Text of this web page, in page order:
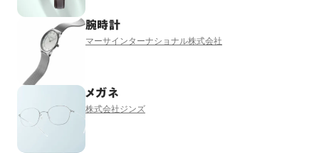
腕時計
マーサインターナショナル株式会社
メガネ
株式会社ジンズ